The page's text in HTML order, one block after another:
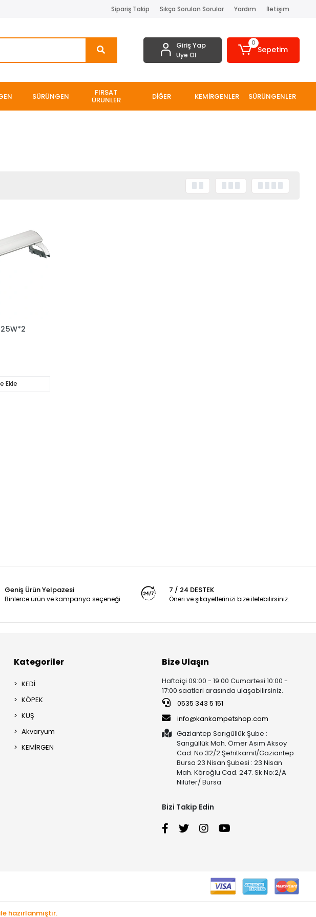
Sipariş Takip Sıkça Sorulan Sorular Yardım İletişim
Giriş Yap
Üye Ol
0
Sepetim
SÜRÜNGEN FIRSAT
ÜRÜNLER DİĞER KEMİRGENLER SÜRÜNGENLER
Ekle
Geniş Ürün Yelpazesi
Binlerce ürün ve kampanya seçeneği
7 / 24 DESTEK
Öneri ve şikayetlerinizi bize iletebilirsiniz.
Kategoriler
KEDİ
KÖPEK
KUŞ
Akvaryum
KEMİRGEN
Bize Ulaşın
Haftaiçi 09:00 - 19:00 Cumartesi 10:00 -
17:00 saatleri arasında ulaşabilirsiniz.
0535 343 5 151
info@kankampetshop.com
Gaziantep Sarıgüllük Şube :
Sarıgüllük Mah. Ömer Asım Aksoy
Cad. No:32/2 Şehitkamil/Gaziantep
Bursa 23 Nisan Şubesi : 23 Nisan
Mah. Köroğlu Cad. 247. Sk No:2/A
Nilüfer/ Bursa
Bizi Takip Edin
hazırlanmıştır.